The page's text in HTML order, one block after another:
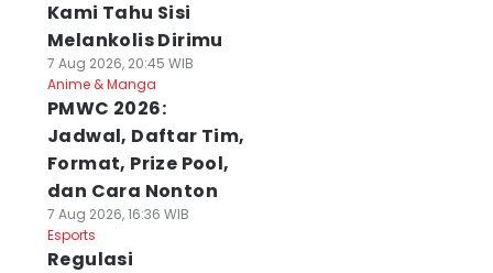
Kami Tahu Sisi
Melankolis Dirimu
7 Aug 2026, 20:45 WIB
Anime & Manga
PMWC 2026:
Jadwal, Daftar Tim,
Format, Prize Pool,
dan Cara Nonton
7 Aug 2026, 16:36 WIB
Esports
Regulasi